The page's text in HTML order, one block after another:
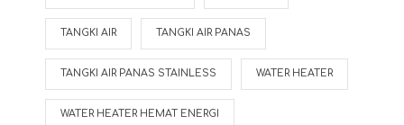
TANGKI AIR TANGKI AIR PANAS
TANGKI AIR PANAS STAINLESS WATER HEATER
WATER HEATER HEMAT ENERGI